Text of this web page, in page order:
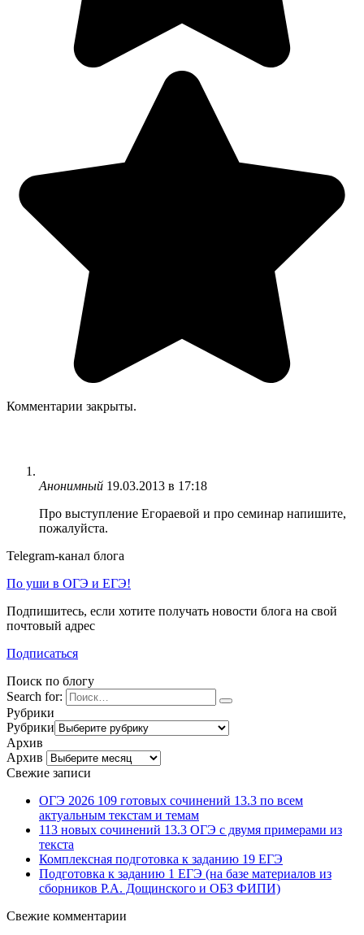
Комментарии закрыты.
Анонимный 19.03.2013 в 17:18
Про выступление Егораевой и про семинар напишите,
пожалуйста.
Telegram-канал блога
По уши в ОГЭ и ЕГЭ!
Подпишитесь, если хотите получать новости блога на свой
почтовый адрес
Подписаться
Поиск по блогу
Search for:
Рубрики
Рубрики
Архив
Архив
Свежие записи
ОГЭ 2026 109 готовых сочинений 13.3 по всем
актуальным текстам и темам
113 новых сочинений 13.3 ОГЭ с двумя примерами из
текста
Комплексная подготовка к заданию 19 ЕГЭ
Подготовка к заданию 1 ЕГЭ (на базе материалов из
сборников Р.А. Дощинского и ОБЗ ФИПИ)
Свежие комментарии